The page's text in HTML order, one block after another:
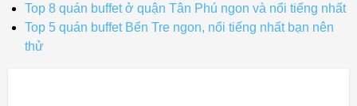
Top 8 quán buffet ở quận Tân Phú ngon và nổi tiếng nhất
Top 5 quán buffet Bến Tre ngon, nổi tiếng nhất bạn nên
thử